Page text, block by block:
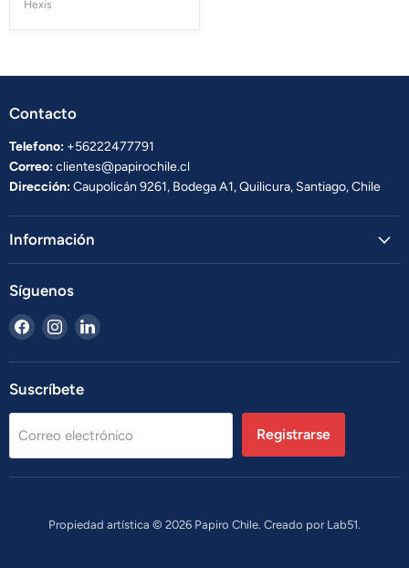
Hexis
Contacto
Telefono: +56222477791
Correo:clientes@papirochile.cl
Dirección:Caupolicán 9261, Bodega A1, Quilicura, Santiago, Chile
Información
Síguenos
Encuéntrenos
en
Facebook
Encuéntrenos
en
Instagram
Encuéntrenos
LinkedIn
Suscríbete
Correo electrónico Registrarse
Propiedad artística © 2026 Papiro Chile. Creado por Lab51.